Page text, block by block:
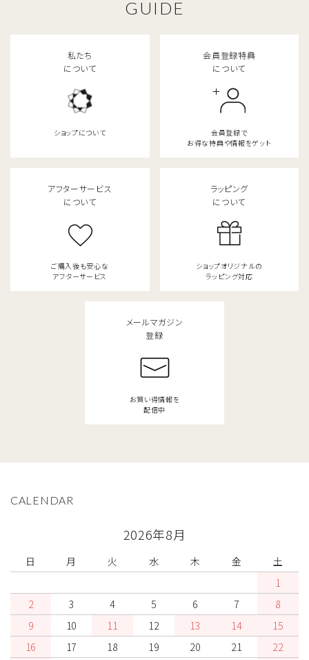
GUIDE
私たち
について
ショップについて
会員登録特典
について
会員登録で
お得な特典や情報をゲット
アフターサービス
について
ご購入後も安心な
アフターサービス
ラッピング
について
ショップオリジナルの
ラッピング対応
メールマガジン
登録
お買い得情報を
配信中
CALENDAR
2026年8月
日 月 火 水 木 金
土
1
2
3 4 5 6 7
8
9
10 11 12 13 14
15
16
17 18 19 20 21
22